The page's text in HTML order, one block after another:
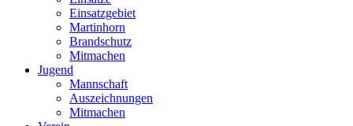
Einsatzgebiet
Martinhorn
Brandschutz
Mitmachen
Jugend
Mannschaft
Auszeichnungen
Mitmachen